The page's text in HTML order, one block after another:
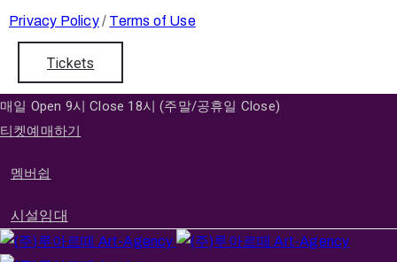
Privacy Policy/ Terms of Use
Tickets
매일 Open 9시 Close 18시 (주말/공휴일 Close)
티켓예매하기
멤버쉽
시설임대